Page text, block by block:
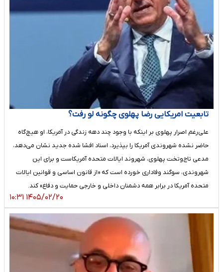
تابعیت امریکایی رضا پهلوی چگونه لو رفت؟
علی‌رغم اصرار پهلوی بر اینکه با وجود چند دهه زندگی در آمریکا، او هیچ‌گاه
حاضر نشده شهروندی آمریکا را بپذیرد، اسناد افشا شده جدید نشان می‌دهد،
مدعی تاج‌وتخت پهلوی، شهروند ایالات متحده آمریکاست و برای این
شهروندی، سوگند وفاداری خورده است که «از قانون اساسی و قوانین ایالات
متحده آمریکا در برابر همه دشمنان داخلی و خارجی حمایت و دفاع» کند.
۱۴۰۵/۰۲/۲۰ ۱۰:۳۱